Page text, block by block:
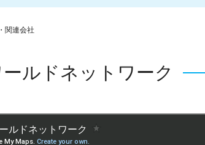
関連会社
ールドネットワーク